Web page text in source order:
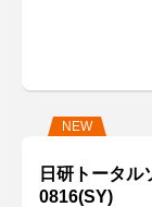
NEW
日研トータ
0816(SY)